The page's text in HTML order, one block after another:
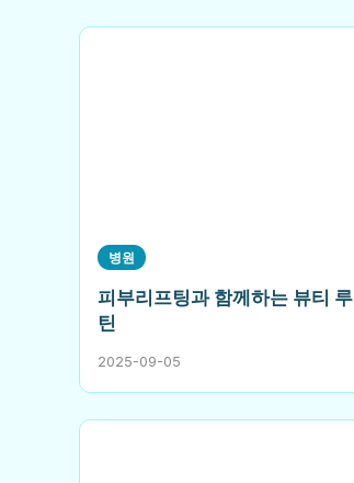
병원
피부리프팅과 함께하는 뷰티 루
틴
2025-09-05